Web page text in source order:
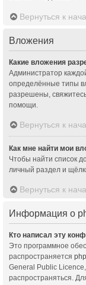
Вернуться к
Вложения
Какие вложения
Администратор
определённые типы
разрешены,
помощи.
Вернуться к
Как мне найти мои
Чтобы найти список
личный раздел и
Вернуться к
Информация о
Кто написал эту
Это программное
распространяется
General Public
распространяться.